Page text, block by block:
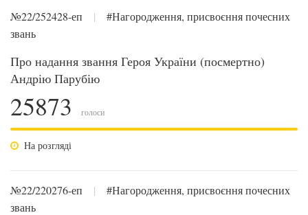
№22/252428-еп |
#Нагородження, присвоєння почесних
звань
Про надання звання Героя України (посмертно)
Андрію Парубію
25873 голоси
На розгляді
№22/220276-еп |
#Нагородження, присвоєння почесних
звань